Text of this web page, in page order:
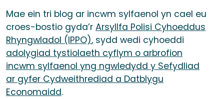
Mae ein tri blog ar incwm sylfaenol yn cael eu
croes-bostio gyda’r Arsyllfa Polisi Cyhoeddus
Rhyngwladol (IPPO), sydd wedi cyhoeddi
adolygiad tystiolaeth cyflym o arbrofion
incwm sylfaenol yng ngwledydd y Sefydliad
ar gyfer Cydweithrediad a Datblygu
Economaidd.